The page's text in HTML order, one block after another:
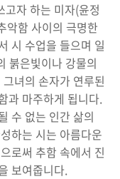
자 하는 미자(윤정
악함 사이의 극명한
시 수업을 들으며 일
붉은빛이나 강물의
녀의 손자가 연루된
과 마주하게 됩니다.
수 없는 인간 삶의
하는 시는 아름다운
로써 추함 속에서 진
보여줍니다.